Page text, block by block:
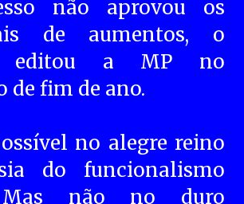
não aprovou os
de aumentos, o
editou a MP no
de fim de ano.
no alegre reino
do funcionalismo
Mas não no duro